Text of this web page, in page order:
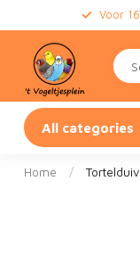
Voor
All categories
Home /